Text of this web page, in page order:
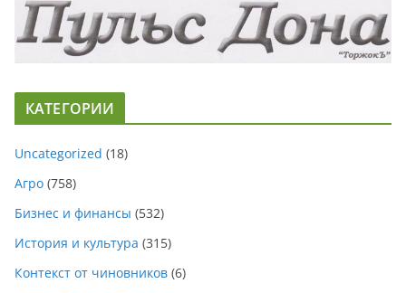
КАТЕГОРИИ
Uncategorized (18)
Агро (758)
Бизнес и финансы (532)
История и культура (315)
Контекст от чиновников (6)